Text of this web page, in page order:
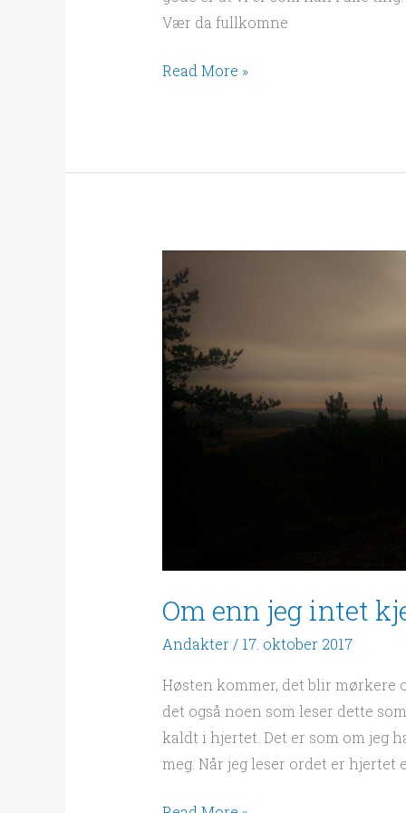
Vær da fullkomne
Read More »
Om enn jeg intet
Andakter/ 17. oktober 2017
Høsten kommer, det blir
det også noen som leser dette
kaldt i hjertet. Det er som om jeg
meg. Når jeg leser ordet er hjertet
enn
jeg
intet
kjenner…